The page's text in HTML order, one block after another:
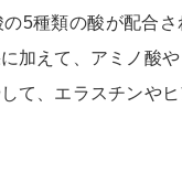
5種類の酸が配合
加えて、アミノ酸
て、エラスチンや